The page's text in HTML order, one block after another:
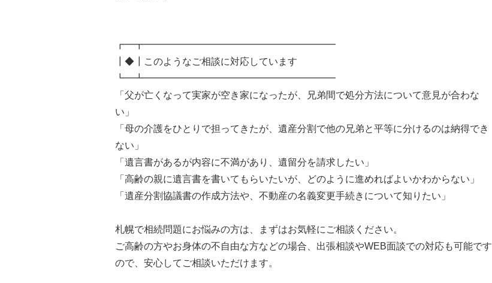
┏━┳━━━━━━━━━━━━━━━━━━━━
┃◆┃このようなご相談に対応しています
┗━┻━━━━━━━━━━━━━━━━━━━━
「父が亡くなって実家が空き家になったが、兄弟間で処分方法について意見が合わな
い」
「母の介護をひとりで担ってきたが、遺産分割で他の兄弟と平等に分けるのは納得でき
ない」
「遺言書があるが内容に不満があり、遺留分を請求したい」
「高齢の親に遺言書を書いてもらいたいが、どのように進めればよいかわからない」
「遺産分割協議書の作成方法や、不動産の名義変更手続きについて知りたい」
札幌で相続問題にお悩みの方は、まずはお気軽にご相談ください。
ご高齢の方やお身体の不自由な方などの場合、出張相談やWEB面談での対応も可能です
ので、安心してご相談いただけます。